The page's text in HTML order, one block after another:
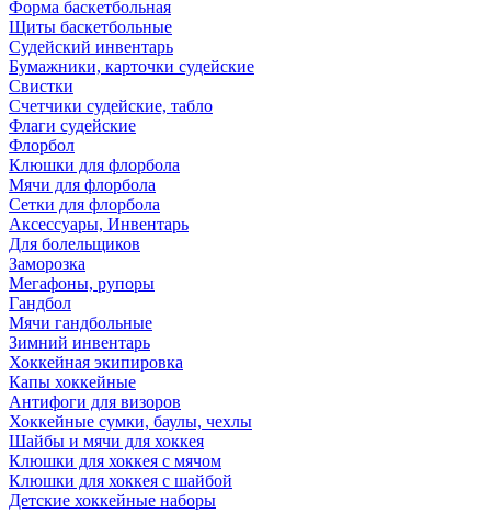
Форма баскетбольная
Щиты баскетбольные
Судейский инвентарь
Бумажники, карточки судейские
Свистки
Счетчики судейские, табло
Флаги судейские
Флорбол
Клюшки для флорбола
Мячи для флорбола
Сетки для флорбола
Аксессуары, Инвентарь
Для болельщиков
Заморозка
Мегафоны, рупоры
Гандбол
Мячи гандбольные
Зимний инвентарь
Хоккейная экипировка
Капы хоккейные
Антифоги для визоров
Хоккейные сумки, баулы, чехлы
Шайбы и мячи для хоккея
Клюшки для хоккея с мячом
Клюшки для хоккея с шайбой
Детские хоккейные наборы